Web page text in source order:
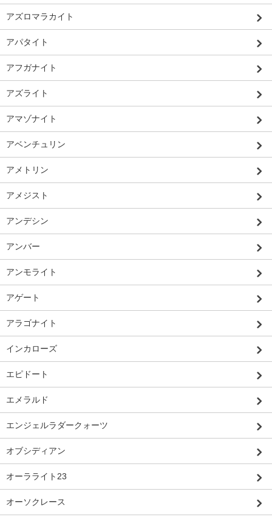
アズロマラカイト
アパタイト
アフガナイト
アズライト
アマゾナイト
アベンチュリン
アメトリン
アメジスト
アンデシン
アンバー
アンモライト
アゲート
アラゴナイト
インカローズ
エピドート
エメラルド
エンジェルラダークォーツ
オブシディアン
オーラライト23
オーソクレース